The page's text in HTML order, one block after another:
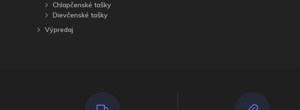
Chlapčenské tašky
Dievčenské tašky
Výpredaj